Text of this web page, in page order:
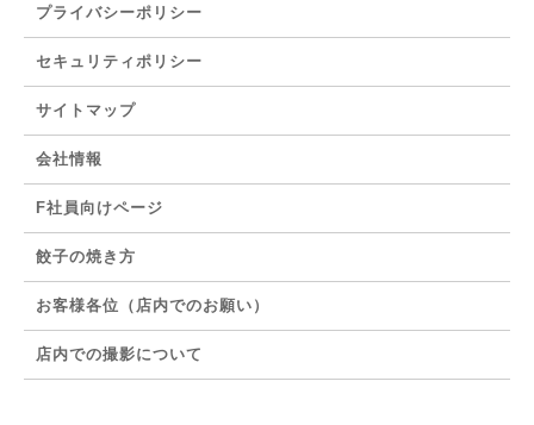
プライバシーポリシー
セキュリティポリシー
サイトマップ
会社情報
F社員向けページ
餃子の焼き方
お客様各位（店内でのお願い）
店内での撮影について